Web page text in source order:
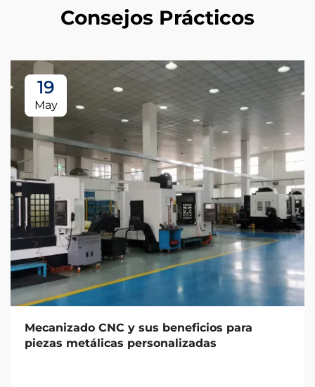
Consejos Prácticos
19
May
Mecanizado CNC y sus beneficios para
piezas metálicas personalizadas